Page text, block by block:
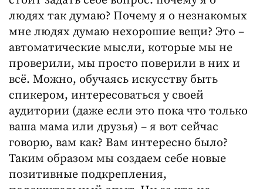
людях так думаю? Почему я о незнакомых
мне людях думаю нехорошие вещи? Это –
автоматические мысли, которые мы не
проверили, мы просто поверили в них и
всё. Можно, обучаясь искусству быть
спикером, интересоваться у своей
аудитории (даже если это пока что только
ваша мама или друзья) – я вот сейчас
говорю, вам как? Вам интересно было?
Таким образом мы создаем себе новые
позитивные подкрепления,